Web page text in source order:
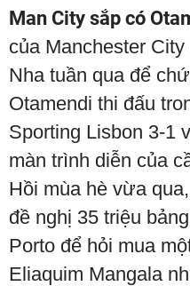
Man City sắp có
của Manchester
Nha tuần qua để
Otamendi thi đấu
Sporting Lisbon 3-1
màn trình diễn của
Hồi mùa hè vừa
đề nghị 35 triệu
Porto để hỏi mua
Eliaquim Mangala